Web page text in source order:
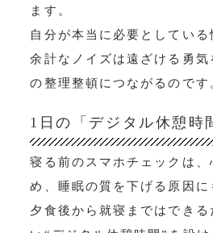
ます。
自分が本当に必要としている
余計なノイズは遠ざける勇気
の整理整頓につながるのです
1日の「デジタル休憩時
寝る前のスマホチェックは、
め、睡眠の質を下げる原因に
夕食後から就寝まではできる